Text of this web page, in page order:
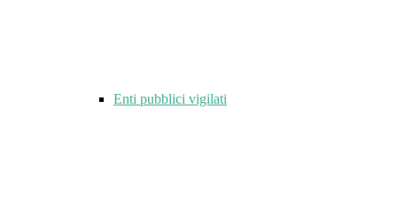
Enti pubblici vigilati